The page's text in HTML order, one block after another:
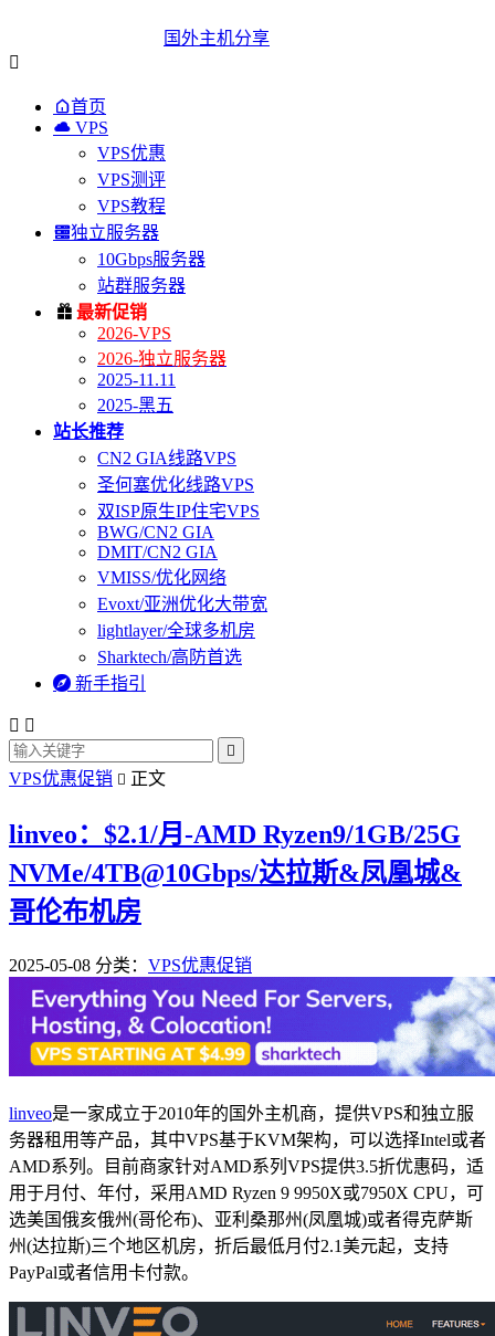
国外主机分享

首页
 VPS
VPS优惠
VPS测评
VPS教程
独立服务器
10Gbps服务器
站群服务器
 最新促销
2026-VPS
2026-独立服务器
2025-11.11
2025-黑五
站长推荐
CN2 GIA线路VPS
圣何塞优化线路VPS
双ISP原生IP住宅VPS
BWG/CN2 GIA
DMIT/CN2 GIA
VMISS/优化网络
Evoxt/亚洲优化大带宽
lightlayer/全球多机房
Sharktech/高防首选
 新手指引
 

VPS优惠促销  正文
linveo：$2.1/月-AMD Ryzen9/1GB/25G
NVMe/4TB@10Gbps/达拉斯&凤凰城&
哥伦布机房
2025-05-08 分类： VPS优惠促销
linveo是一家成立于2010年的国外主机商，提供VPS和独立服
务器租用等产品，其中VPS基于KVM架构，可以选择Intel或者
AMD系列。目前商家针对AMD系列VPS提供3.5折优惠码，适
用于月付、年付，采用AMD Ryzen 9 9950X或7950X CPU，可
选美国俄亥俄州(哥伦布)、亚利桑那州(凤凰城)或者得克萨斯
州(达拉斯)三个地区机房，折后最低月付2.1美元起，支持
PayPal或者信用卡付款。